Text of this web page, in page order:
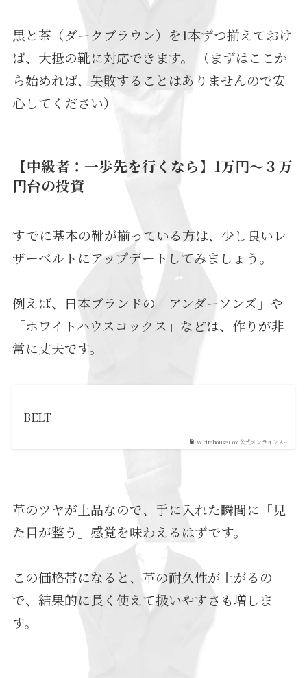
黒と茶（ダークブラウン）を1本ずつ揃えておけ
ば、大抵の靴に対応できます。 （まずはここか
ら始めれば、失敗することはありませんので安
心してください）
【中級者：一歩先を行くなら】1万円〜３万
円台の投資
すでに基本の靴が揃っている方は、少し良いレ
ザーベルトにアップデートしてみましょう。
例えば、日本ブランドの「アンダーソンズ」や
「ホワイトハウスコックス」などは、作りが非
常に丈夫です。
Whitehouse Cox 公式オンラインス…
BELT
革のツヤが上品なので、手に入れた瞬間に「見
た目が整う」感覚を味わえるはずです。
この価格帯になると、革の耐久性が上がるの
で、結果的に長く使えて扱いやすさも増しま
す。